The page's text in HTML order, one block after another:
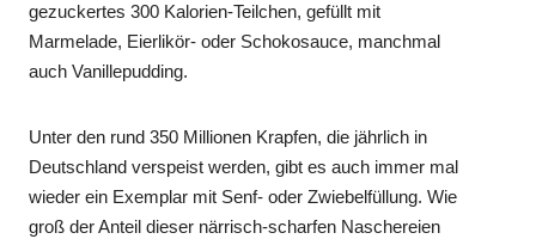
gezuckertes 300 Kalorien-Teilchen, gefüllt mit
Marmelade, Eierlikör- oder Schokosauce, manchmal
auch Vanillepudding.
Unter den rund 350 Millionen Krapfen, die jährlich in
Deutschland verspeist werden, gibt es auch immer mal
wieder ein Exemplar mit Senf- oder Zwiebelfüllung. Wie
groß der Anteil dieser närrisch-scharfen Naschereien